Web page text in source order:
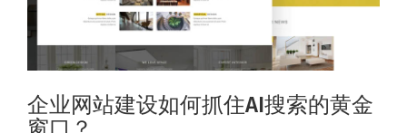
企业网站建设如何抓住AI搜索的黄金